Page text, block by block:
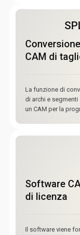
CAM di
La funzione di
di archi e segmenti
un CAM per la
Software
di licenza
Il software viene